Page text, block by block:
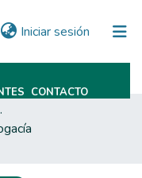
Iniciar sesión (current)
CONTACTO